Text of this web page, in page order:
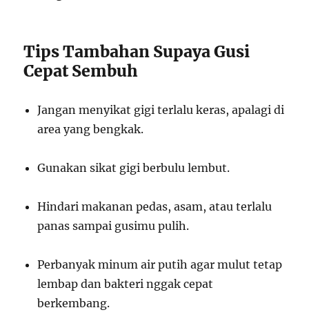
Tips Tambahan Supaya Gusi
Cepat Sembuh
Jangan menyikat gigi terlalu keras, apalagi di
area yang bengkak.
Gunakan sikat gigi berbulu lembut.
Hindari makanan pedas, asam, atau terlalu
panas sampai gusimu pulih.
Perbanyak minum air putih agar mulut tetap
lembap dan bakteri nggak cepat
berkembang.